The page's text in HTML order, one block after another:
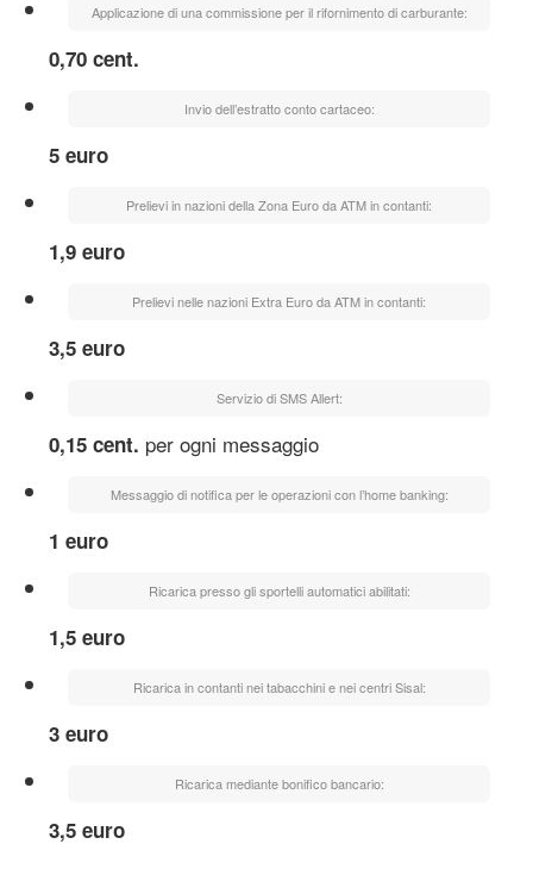
Applicazione di una commissione per il rifornimento di carburante:
0,70 cent.
Invio dell’estratto conto cartaceo:
5 euro
Prelievi in nazioni della Zona Euro da ATM in contanti:
1,9 euro
Prelievi nelle nazioni Extra Euro da ATM in contanti:
3,5 euro
Servizio di SMS Allert:
0,15 cent. per ogni messaggio
Messaggio di notifica per le operazioni con l’home banking:
1 euro
Ricarica presso gli sportelli automatici abilitati:
1,5 euro
Ricarica in contanti nei tabacchini e nei centri Sisal:
3 euro
Ricarica mediante bonifico bancario:
3,5 euro